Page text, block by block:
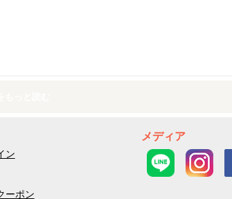
ン
ーポン
メディア